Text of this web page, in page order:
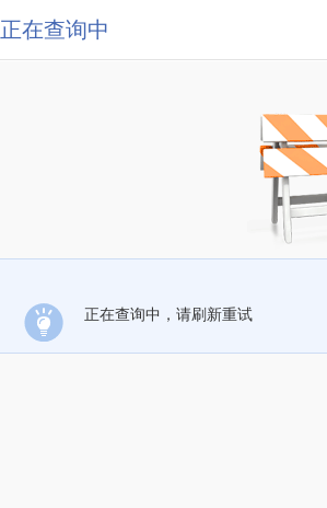
正在查询中
正在查询中，请刷新重试